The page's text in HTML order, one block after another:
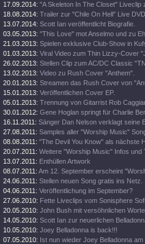
17.09.2014: "A Skeleton In The Closet" Liveclip
18.08.2014: Trailer zur "Chile On Hell" Live
13.07.2014: Scott Ian veröffentlicht Biografie.
03.05.2013: "This Love" mot Anselmo und zu
21.03.2013: Spielen exklusive Club-Show in
01.03.2013: Viral Video zum Thin Lizzy-Cover
26.02.2013: Stellen Clip zum AC/DC Classic
13.02.2013: Video zu Rush Cover "Anthem".
20.01.2013: Streamen das Rush Cover von
15.01.2013: Veröffentlichen Cover EP.
05.01.2013: Trennung von Gitarrist Rob
30.01.2012: Gene Hoglan springt für Charlie
16.11.2011: Sänger Dan Nelson verklagt seine
27.08.2011: Samples aller "Worship Music"
08.08.2011: "The Devil You Know" als nächste
20.07.2011: Weitere "Worship Music" Infos und
13.07.2011: Enthüllen Artwork
08.07.2011: Am 12. September erscheint
24.06.2011: Stellen neuen Song gratis ins Netz.
04.06.2011: Veröffentlichung im September?
27.06.2010: Fette Liveclips vom Sonisphere
20.05.2010: John Bush mit versöhnlichen
14.05.2010: Scott Ian zur neuerlichen
10.05.2010: Joey Belladonna is back!!!
07.05.2010: Ist nun wieder Joey Belladonna